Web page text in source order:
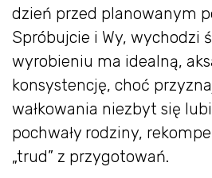
dzień przed planowanym
Spróbujcie i Wy, wychodzi
wyrobieniu ma idealną,
konsystencję, choć
wałkowania niezbyt się
pochwały rodziny,
„trud” z przygotowań.